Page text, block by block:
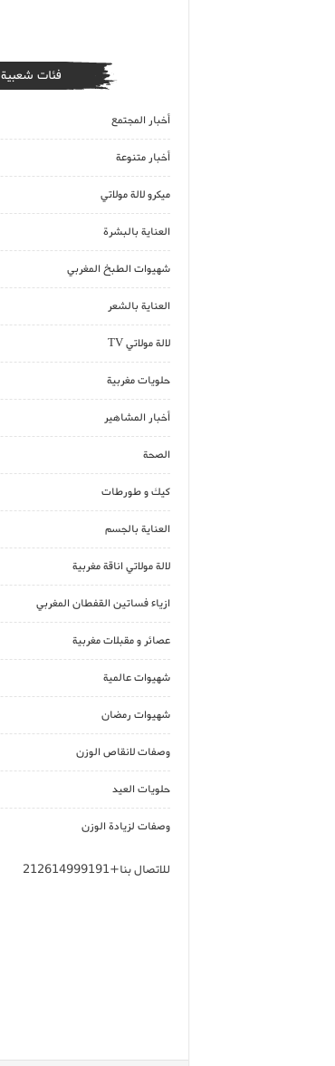
فئات شعبية
أخبار المجتمع
أخبار متنوعة
ميكرو لالة مولاتي
العناية بالبشرة
شهيوات الطبخ المغربي
العناية بالشعر
لالة مولاتي TV
حلويات مغربية
أخبار المشاهير
الصحة
كيك و طورطات
العناية بالجسم
لالة مولاتي اناقة مغربية
ازياء فساتين القفطان المغربي
عصائر و مقبلات مغربية
شهيوات عالمية
شهيوات رمضان
وصفات لانقاص الوزن
حلويات العيد
وصفات لزيادة الوزن
للاتصال بنا+212614999191